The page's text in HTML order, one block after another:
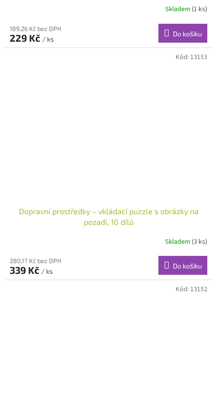
Skladem (1 ks)
189,26 Kč bez DPH
229 Kč / ks
Do košíku
Dopravní prostředky – vkládací puzzle s obrázky na
pozadí, 10 dílů
Skladem (3 ks)
280,17 Kč bez DPH
339 Kč / ks
Do košíku
Kód: 13153
Kód: 13152